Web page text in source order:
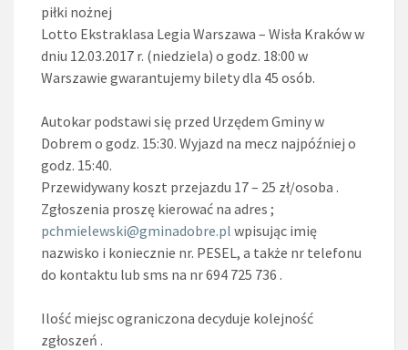
piłki nożnej
Lotto Ekstraklasa Legia Warszawa – Wisła Kraków w
dniu 12.03.2017 r. (niedziela) o godz. 18:00 w
Warszawie gwarantujemy bilety dla 45 osób.
Autokar podstawi się przed Urzędem Gminy w
Dobrem o godz. 15:30. Wyjazd na mecz najpóźniej o
godz. 15:40.
Przewidywany koszt przejazdu 17 – 25 zł/osoba .
Zgłoszenia proszę kierować na adres ;
pchmielewski@gminadobre.pl wpisując imię
nazwisko i koniecznie nr. PESEL, a także nr telefonu
do kontaktu lub sms na nr 694 725 736 .
Ilość miejsc ograniczona decyduje kolejność
zgłoszeń .